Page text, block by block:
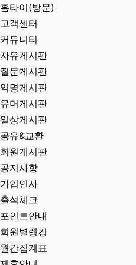
홈타이(방문)
고객센터
커뮤니티
자유게시판
질문게시판
익명게시판
유머게시판
일상게시판
공유&교환
회원게시판
공지사항
가입인사
출석체크
포인트안내
회원별랭킹
월간집계표